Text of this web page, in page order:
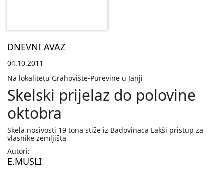
DNEVNI AVAZ
04.10.2011
Na lokalitetu Grahovište-Purevine u Janji
Skelski prijelaz do polovine
oktobra
Skela nosivosti 19 tona stiže iz Badovinaca Lakši pristup za
vlasnike zemljišta
Autori:
E.MUSLI